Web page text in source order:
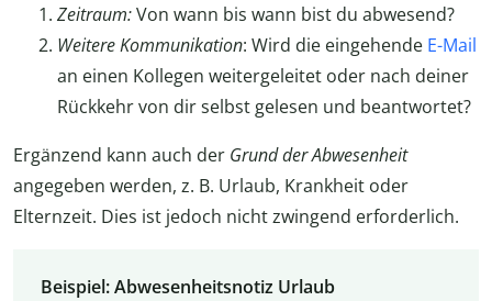
Zeitraum:Von wann bis wann bist du abwesend?
Weitere Kommunikation: Wird die eingehende E-Mail
an einen Kollegen weitergeleitet oder nach deiner
Rückkehr von dir selbst gelesen und beantwortet?
Ergänzend kann auch der Grund der Abwesenheit
angegeben werden, z. B. Urlaub, Krankheit oder
Elternzeit. Dies ist jedoch nicht zwingend erforderlich.
Beispiel: Abwesenheitsnotiz Urlaub